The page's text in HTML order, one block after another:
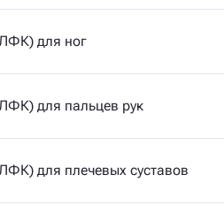
для ног
для пальцев рук
для плечевых суставов